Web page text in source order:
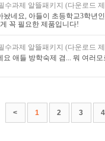
수과제 알뜰패키지 (다운로드
네요, 아들이 초등학교3학년
꼭 필요한 제품입니다!
수과제 알뜰패키지 (다운로드
애들 방학숙제 겸... 뭐 여러
< 1 2 3 4